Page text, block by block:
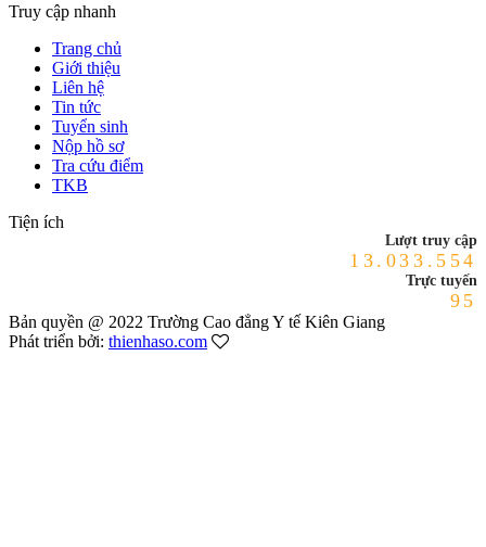
Truy cập nhanh
Trang chủ
Giới thiệu
Liên hệ
Tin tức
Tuyển sinh
Nộp hồ sơ
Tra cứu điểm
TKB
Tiện ích
Lượt truy cập
13.033.554
Trực tuyến
95
Bản quyền @ 2022 Trường Cao đẳng Y tế Kiên Giang
Phát triển bởi: thienhaso.com